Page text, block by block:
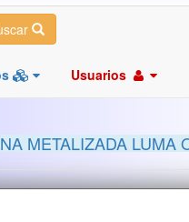
Usuarios
METALIZADA LUMA